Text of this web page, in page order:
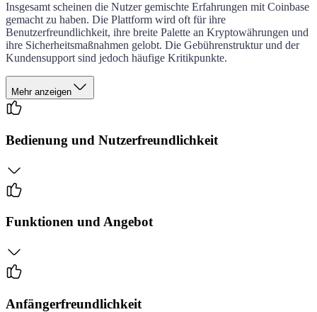
Insgesamt scheinen die Nutzer gemischte Erfahrungen mit Coinbase
gemacht zu haben. Die Plattform wird oft für ihre
Benutzerfreundlichkeit, ihre breite Palette an Kryptowährungen und
ihre Sicherheitsmaßnahmen gelobt. Die Gebührenstruktur und der
Kundensupport sind jedoch häufige Kritikpunkte.
Mehr anzeigen
Bedienung und Nutzerfreundlichkeit
Funktionen und Angebot
Anfängerfreundlichkeit